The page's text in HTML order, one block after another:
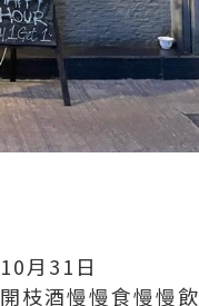
月31日
枝酒慢慢食慢慢飲